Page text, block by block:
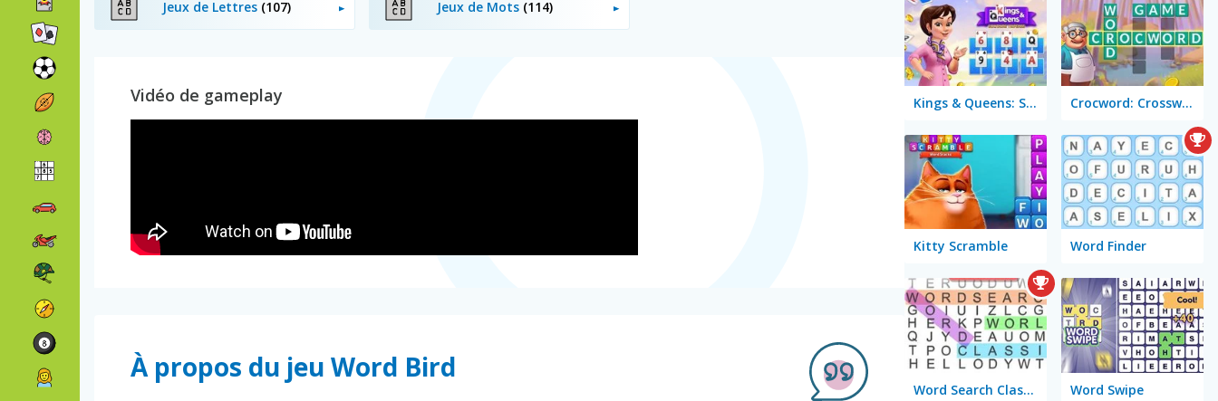
Jeux de Lettres (107) Jeux de Mots (114)
Vidéo de gameplay
À propos du jeu Word Bird
Kings & Queens: Solitaire Tripeaks Crocword: Crossword Puzzle Game
Kitty Scramble Word Finder
Word Search Classic Word Swipe